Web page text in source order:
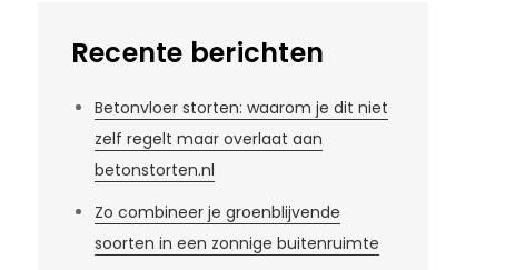
Recente berichten
Betonvloer storten: waarom je dit niet
zelf regelt maar overlaat aan
betonstorten.nl
Zo combineer je groenblijvende
soorten in een zonnige buitenruimte